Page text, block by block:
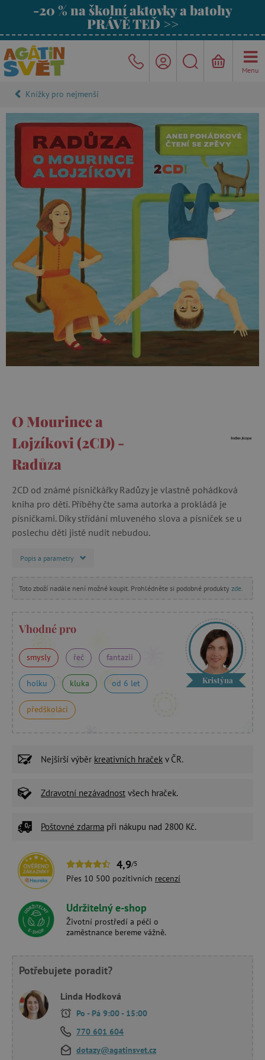
-20 % na školní aktovky a batohy
PRÁVĚ TEĎ >>
Menu
Knížky pro nejmenší
O Mourince a
Lojzíkovi (2CD) -
Radůza
2CD od známé písničkářky Radůzy je vlastně pohádková
kniha pro děti. Příběhy čte sama autorka a prokládá je
písničkami. Díky střídání mluveného slova a písniček se u
poslechu děti jistě nudit nebudou.
Popis a parametry
Toto zboží nadále není možné koupit. Prohlédněte si podobné produkty zde
Vhodné pro
smysly řeč fantazii
holku kluka od 6 let
předškoláci
Kristýna
Nejširší výběr kreativních hraček v ČR.
Zdravotní nezávadnost všech hraček.
Poštovné zdarma při nákupu nad 2800 Kč.
4,9/5
Přes 10 500 pozitivních recenzí
Udržitelný e-shop
Životní prostředí a péči o
zaměstnance bereme vážně.
Potřebujete poradit?
Linda Hodková
Po - Pá 9:00 - 15:00
770 601 604
dotazy@agatinsvet.cz